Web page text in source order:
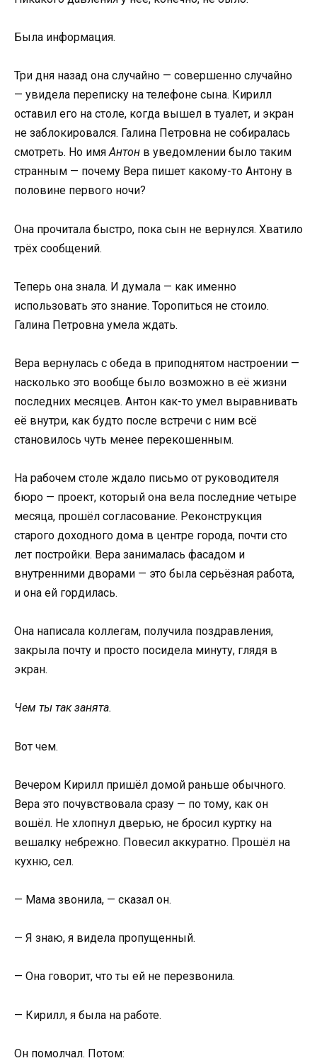
Была информация.
Три дня назад она случайно — совершенно случайно
— увидела переписку на телефоне сына. Кирилл
оставил его на столе, когда вышел в туалет, и экран
не заблокировался. Галина Петровна не собиралась
смотреть. Но имяАнтон в уведомлении было таким
странным — почему Вера пишет какому-то Антону в
половине первого ночи?
Она прочитала быстро, пока сын не вернулся. Хватило
трёх сообщений.
Теперь она знала. И думала — как именно
использовать это знание. Торопиться не стоило.
Галина Петровна умела ждать.
Вера вернулась с обеда в приподнятом настроении —
насколько это вообще было возможно в её жизни
последних месяцев. Антон как-то умел выравнивать
её внутри, как будто после встречи с ним всё
становилось чуть менее перекошенным.
На рабочем столе ждало письмо от руководителя
бюро — проект, который она вела последние четыре
месяца, прошёл согласование. Реконструкция
старого доходного дома в центре города, почти сто
лет постройки. Вера занималась фасадом и
внутренними дворами — это была серьёзная работа,
и она ей гордилась.
Она написала коллегам, получила поздравления,
закрыла почту и просто посидела минуту, глядя в
экран.
Чем ты так занята.
Вот чем.
Вечером Кирилл пришёл домой раньше обычного.
Вера это почувствовала сразу — по тому, как он
вошёл. Не хлопнул дверью, не бросил куртку на
вешалку небрежно. Повесил аккуратно. Прошёл на
кухню, сел.
— Мама звонила, — сказал он.
— Я знаю, я видела пропущенный.
— Она говорит, что ты ей не перезвонила.
— Кирилл, я была на работе.
Он помолчал. Потом: